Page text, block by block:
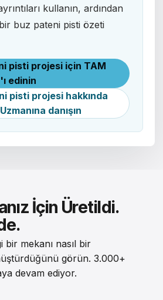
kullanın, ardından
buz pateni pisti özeti
pisti projesi için TAM
edinin
pisti projesi hakkında
danışın
İçin Üretildi.
mekanı nasıl bir
görün. 3.000+
devam ediyor.